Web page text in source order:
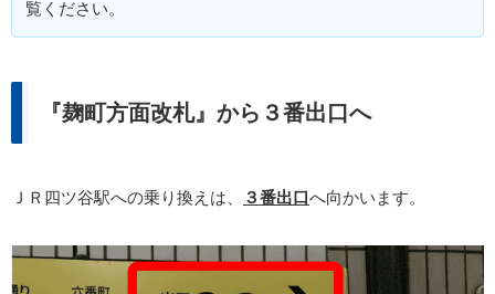
覧ください。
『麹町方面改札』から３番出口へ
ＪＲ四ツ谷駅への乗り換えは、 ３番出口へ向かいます。